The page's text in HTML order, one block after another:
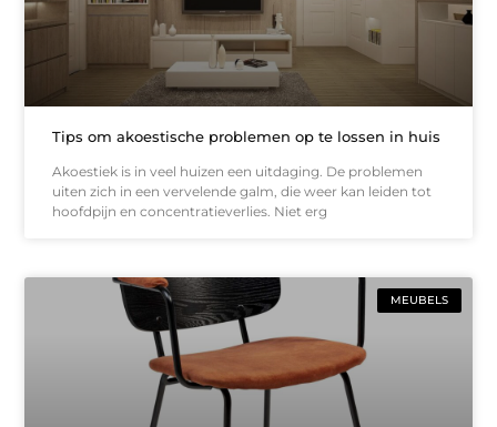
Tips om akoestische problemen op te lossen in huis
Akoestiek is in veel huizen een uitdaging. De problemen
uiten zich in een vervelende galm, die weer kan leiden tot
hoofdpijn en concentratieverlies. Niet erg
MEUBELS